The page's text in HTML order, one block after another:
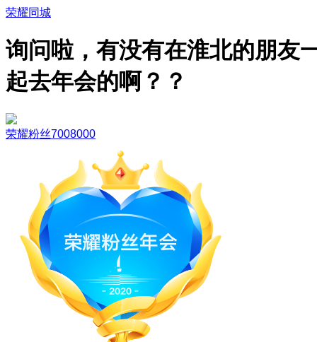
荣耀同城
询问啦，有没有在淮北的朋友
起去年会的啊？？
荣耀粉丝7008000